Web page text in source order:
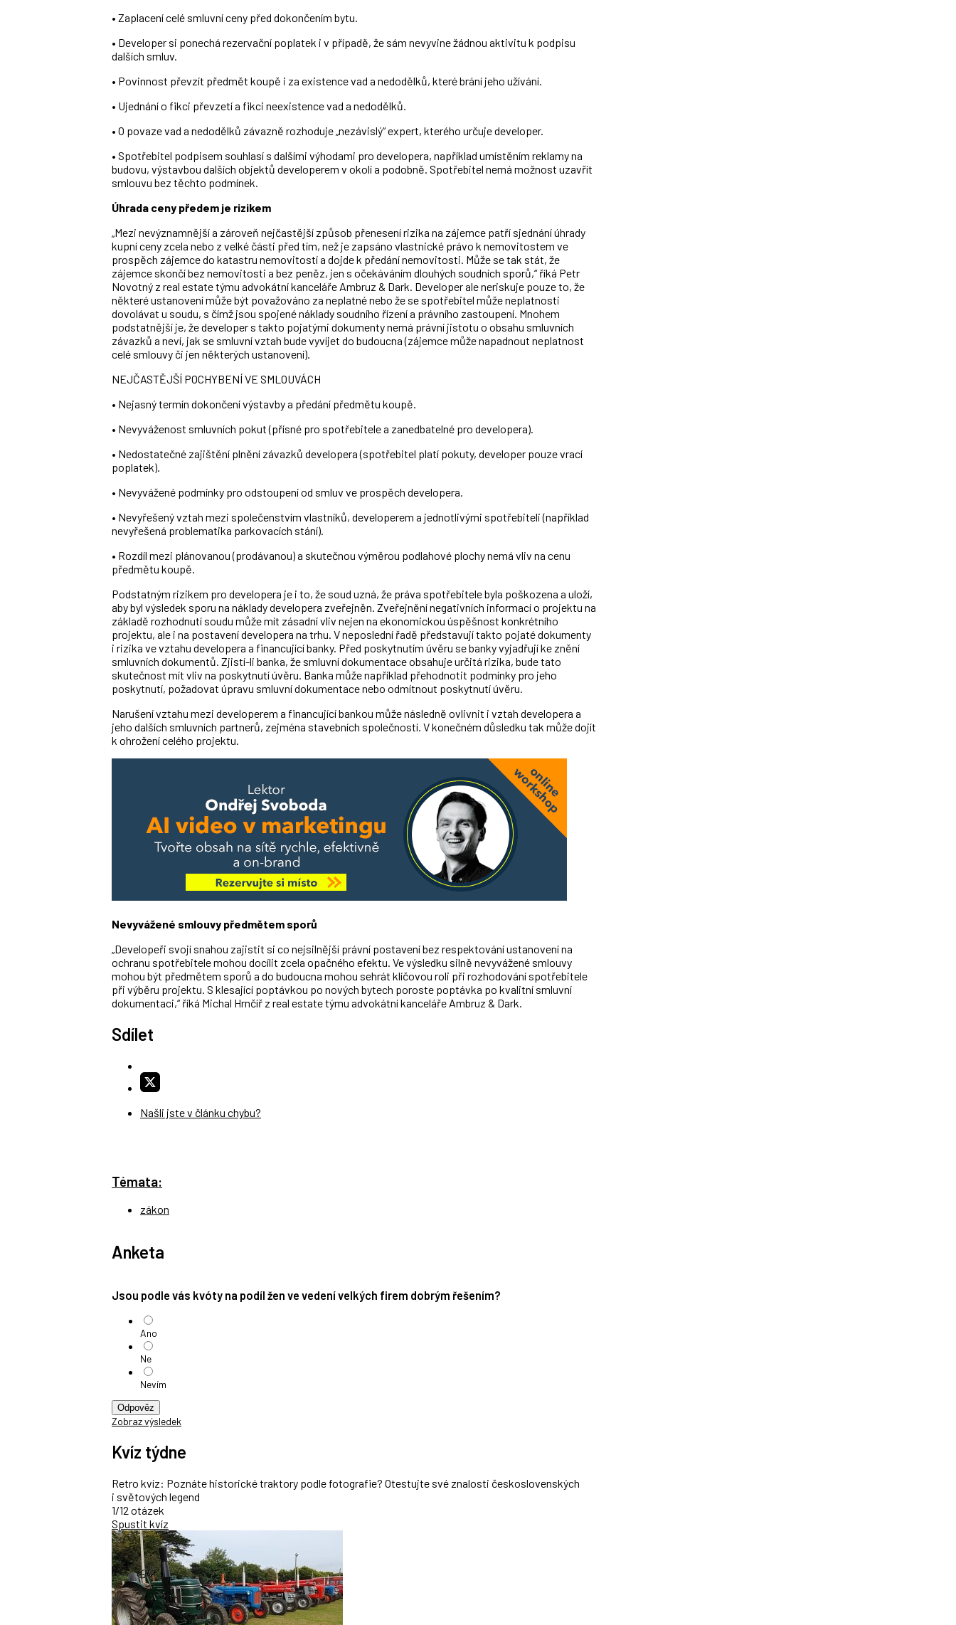
• Zaplacení celé smluvní ceny před dokončením bytu.
• Developer si ponechá rezervační poplatek i v případě, že sám nevyvine žádnou aktivitu k podpisu
dalších smluv.
• Povinnost převzít předmět koupě i za existence vad a nedodělků, které brání jeho užívání.
• Ujednání o fikci převzetí a fikci neexistence vad a nedodělků.
• O povaze vad a nedodělků závazně rozhoduje „nezávislý“ expert, kterého určuje developer.
• Spotřebitel podpisem souhlasí s dalšími výhodami pro developera, například umístěním reklamy na
budovu, výstavbou dalších objektů developerem v okolí a podobně. Spotřebitel nemá možnost uzavřít
smlouvu bez těchto podmínek.
Úhrada ceny předem je rizikem
„Mezi nevýznamnější a zároveň nejčastější způsob přenesení rizika na zájemce patří sjednání úhrady
kupní ceny zcela nebo z velké části před tím, než je zapsáno vlastnické právo k nemovitostem ve
prospěch zájemce do katastru nemovitostí a dojde k předání nemovitosti. Může se tak stát, že
zájemce skončí bez nemovitosti a bez peněz, jen s očekáváním dlouhých soudních sporů,“ říká Petr
Novotný z real estate týmu advokátní kanceláře Ambruz & Dark. Developer ale neriskuje pouze to, že
některé ustanovení může být považováno za neplatné nebo že se spotřebitel může neplatnosti
dovolávat u soudu, s čímž jsou spojené náklady soudního řízení a právního zastoupení. Mnohem
podstatnější je, že developer s takto pojatými dokumenty nemá právní jistotu o obsahu smluvních
závazků a neví, jak se smluvní vztah bude vyvíjet do budoucna (zájemce může napadnout neplatnost
celé smlouvy či jen některých ustanovení).
NEJČASTĚJŠÍ POCHYBENÍ VE SMLOUVÁCH
• Nejasný termín dokončení výstavby a předání předmětu koupě.
• Nevyváženost smluvních pokut (přísné pro spotřebitele a zanedbatelné pro developera).
• Nedostatečné zajištění plnění závazků developera (spotřebitel platí pokuty, developer pouze vrací
poplatek).
• Nevyvážené podmínky pro odstoupení od smluv ve prospěch developera.
• Nevyřešený vztah mezi společenstvím vlastníků, developerem a jednotlivými spotřebiteli (například
nevyřešená problematika parkovacích stání).
• Rozdíl mezi plánovanou (prodávanou) a skutečnou výměrou podlahové plochy nemá vliv na cenu
předmětu koupě.
Podstatným rizikem pro developera je i to, že soud uzná, že práva spotřebitele byla poškozena a uloží,
aby byl výsledek sporu na náklady developera zveřejněn. Zveřejnění negativních informací o projektu na
základě rozhodnutí soudu může mít zásadní vliv nejen na ekonomickou úspěšnost konkrétního
projektu, ale i na postavení developera na trhu. V neposlední řadě představují takto pojaté dokumenty
i rizika ve vztahu developera a financující banky. Před poskytnutím úvěru se banky vyjadřují ke znění
smluvních dokumentů. Zjistí-li banka, že smluvní dokumentace obsahuje určitá rizika, bude tato
skutečnost mít vliv na poskytnutí úvěru. Banka může například přehodnotit podmínky pro jeho
poskytnutí, požadovat úpravu smluvní dokumentace nebo odmítnout poskytnutí úvěru.
Narušení vztahu mezi developerem a financující bankou může následně ovlivnit i vztah developera a
jeho dalších smluvních partnerů, zejména stavebních společností. V konečném důsledku tak může dojít
k ohrožení celého projektu.
Nevyvážené smlouvy předmětem sporů
„Developeři svojí snahou zajistit si co nejsilnější právní postavení bez respektování ustanovení na
ochranu spotřebitele mohou docílit zcela opačného efektu. Ve výsledku silně nevyvážené smlouvy
mohou být předmětem sporů a do budoucna mohou sehrát klíčovou roli při rozhodování spotřebitele
při výběru projektu. S klesající poptávkou po nových bytech poroste poptávka po kvalitní smluvní
dokumentaci,“ říká Michal Hrnčíř z real estate týmu advokátní kanceláře Ambruz & Dark.
Sdílet
Našli jste v článku chybu?
Témata:
zákon
Anketa
Jsou podle vás kvóty na podíl žen ve vedení velkých firem dobrým řešením?
Ano
Ne
Nevím
Odpověz
Zobraz výsledek
Kvíz týdne
Retro kvíz: Poznáte historické traktory podle fotografie? Otestujte své znalosti československých
i světových legend
1/12 otázek
Spustit kvíz